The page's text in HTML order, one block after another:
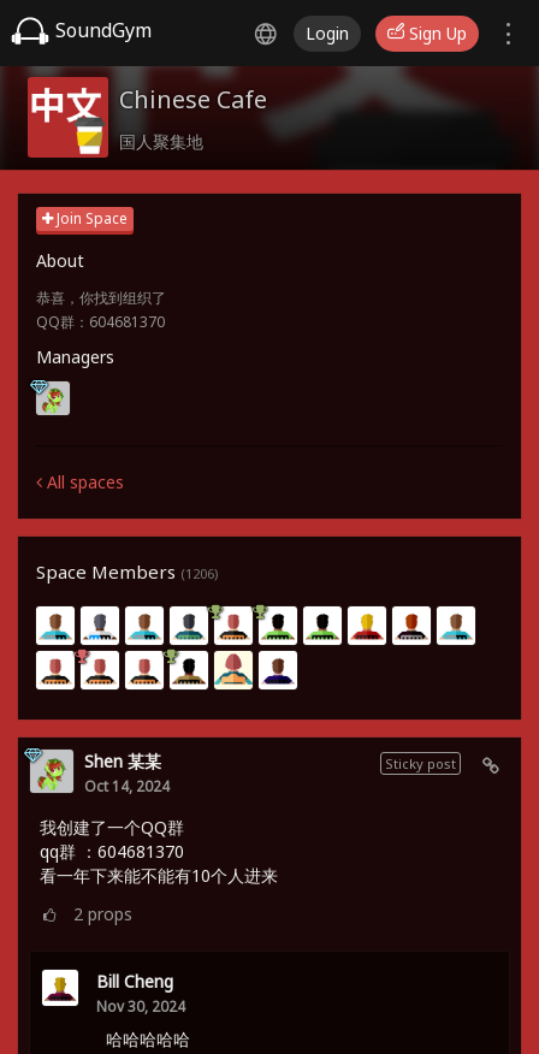
SoundGym Login Sign Up
Chinese Cafe
国人聚集地
Join Space
About
恭喜，你找到组织了
QQ群：604681370
Managers
All spaces
Space Members (1206)
Sticky post
Shen 某某
Oct 14, 2024
我创建了一个QQ群
qq群 ：604681370
看一年下来能不能有10个人进来
2 props
Bill Cheng
Nov 30, 2024
哈哈哈哈哈